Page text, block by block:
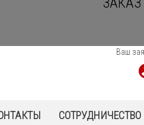
Ваш
СОТРУДНИЧЕСТВО